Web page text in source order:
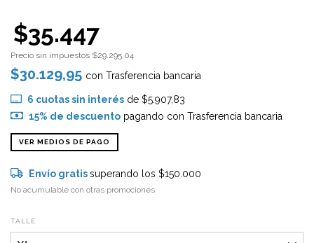
$35.447
Precio sin impuestos $29.295,04
$30.129,95 con Trasferencia bancaria
6 cuotas sin interésde $5.907,83
15% de descuentopagando con Trasferencia bancaria
VER MEDIOS DE PAGO
Envío gratissuperando los $150.000
No acumulable con otras promociones
TALLE